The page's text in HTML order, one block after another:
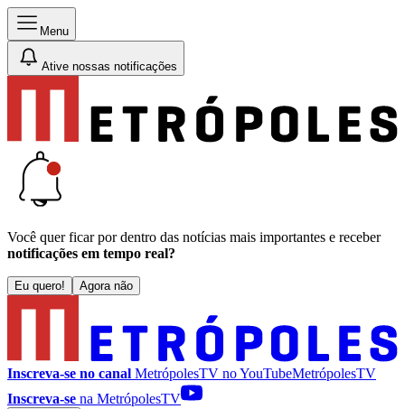
Menu
Ative nossas notificações
Você quer ficar por dentro das notícias mais importantes e receber
notificações em tempo real?
Eu quero! Agora não
Inscreva-se no canal MetrópolesTV noYouTubeMetrópolesTV
Inscreva-se na MetrópolesTV